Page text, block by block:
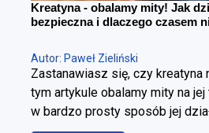
Kreatyna - obalamy mity! Jak
bezpieczna i dlaczego czasem
Autor: Paweł Zieliński
Zastanawiasz się, czy kreatyna
tym artykule obalamy mity na jej
w bardzo prosty sposób jej